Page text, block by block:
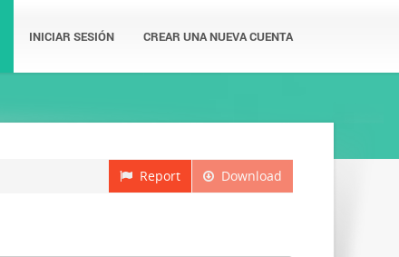
INICIAR SESIÓN CREAR UNA NUEVA CUENTA
Download
Report